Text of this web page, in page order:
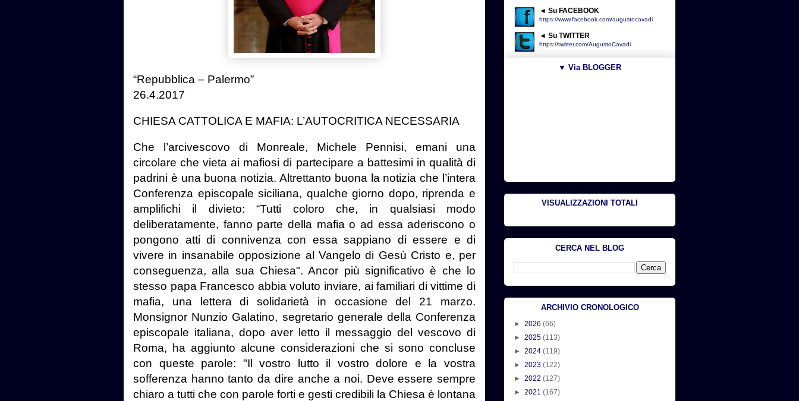
“Repubblica – Palermo”
26.4.2017
CHIESA CATTOLICA E MAFIA: L’AUTOCRITICA NECESSARIA
Che l’arcivescovo di Monreale, Michele Pennisi, emani una
circolare che vieta ai mafiosi di partecipare a battesimi in qualità di
padrini è una buona notizia. Altrettanto buona la notizia che l’intera
Conferenza episcopale siciliana, qualche giorno dopo, riprenda e
amplifichi il divieto: “Tutti coloro che, in qualsiasi modo
deliberatamente, fanno parte della mafia o ad essa aderiscono o
pongono atti di connivenza con essa sappiano di essere e di
vivere in insanabile opposizione al Vangelo di Gesù Cristo e, per
conseguenza, alla sua Chiesa". Ancor più significativo è che lo
stesso papa Francesco abbia voluto inviare, ai familiari di vittime di
mafia, una lettera di solidarietà in occasione del 21 marzo.
Monsignor Nunzio Galatino, segretario generale della Conferenza
episcopale italiana, dopo aver letto il messaggio del vescovo di
Roma, ha aggiunto alcune considerazioni che si sono concluse
con queste parole: "Il vostro lutto il vostro dolore e la vostra
sofferenza hanno tanto da dire anche a noi. Deve essere sempre
chiaro a tutti che con parole forti e gesti credibili la Chiesa è lontana
◄ Su FACEBOOK
https://www.facebook.com/augustocavadi
◄ Su TWITTER
https://twitter.com/AugustoCavadi
▼ Via BLOGGER
VISUALIZZAZIONI TOTALI
CERCA NEL BLOG
ARCHIVIO CRONOLOGICO
► 2026 (66)
► 2025 (113)
► 2024 (119)
► 2023 (122)
► 2022 (127)
► 2021 (167)